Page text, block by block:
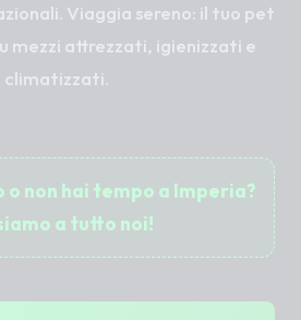
Viaggia sereno: il tuo pet
mezzi attrezzati, igienizzati e
climatizzati.
o non hai tempo a Imperia?
a tutto noi!